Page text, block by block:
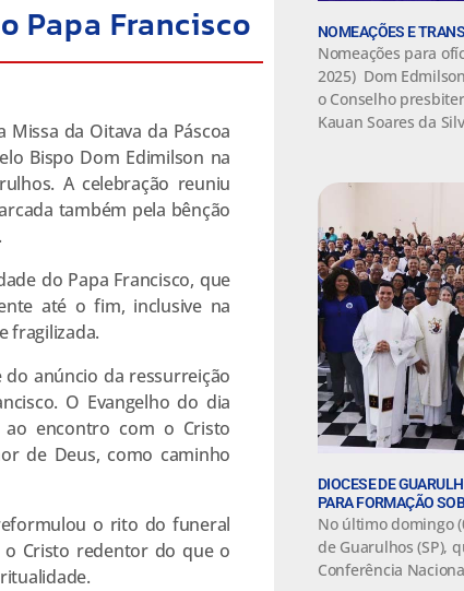
Papa Francisco
da Oitava da Páscoa
Bispo Dom Edimilson na
A celebração reuniu
também pela bênção
do Papa Francisco, que
até o fim, inclusive na
fragilizada.
anúncio da ressurreição
O Evangelho do dia
ao encontro com o Cristo
de Deus, como caminho
o rito do funeral
o Cristo redentor do que o
NOMEAÇÕES E
Nomeações para
2025) Dom
o Conselho
Kauan Soares da
DIOCESE DE
PARA FORMAÇÃO
No último domingo
de Guarulhos (SP),
Conferência